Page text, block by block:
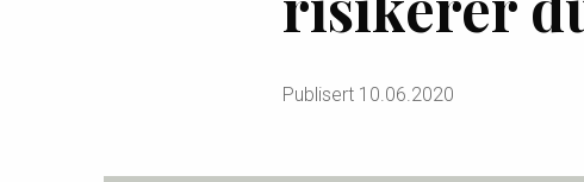
Publisert 10.06.2020